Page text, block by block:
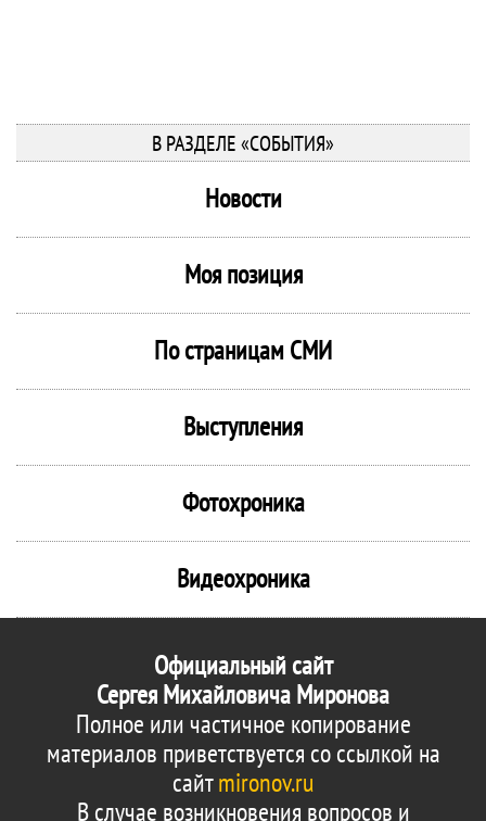
В РАЗДЕЛЕ «СОБЫТИЯ»
Новости
Моя позиция
По страницам СМИ
Выступления
Фотохроника
Видеохроника
Официальный сайт
Сергея Михайловича Миронова
Полное или частичное копирование
материалов приветствуется со ссылкой на
сайтmironov.ru
В случае возникновения вопросов и